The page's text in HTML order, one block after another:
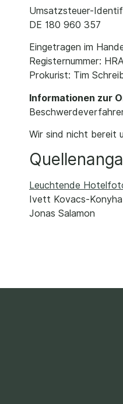
Umsatzsteuer-
DE 180 960 357
Eingetragen im
Registernummer:
Prokurist: Tim
Informationen zur
Wir sind nicht bereit
Leuchtende
Ivett Kovacs-Konyha
Jonas Salamon